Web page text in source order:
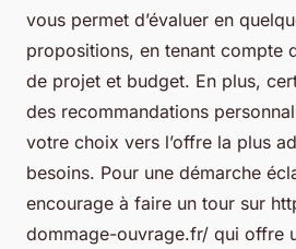
vous permet d’évaluer en
propositions, en tenant compte
de projet et budget. En plus,
des recommandations
votre choix vers l’offre la plus
besoins. Pour une démarche
encourage à faire un tour sur
dommage-ouvrage.fr/ qui offre